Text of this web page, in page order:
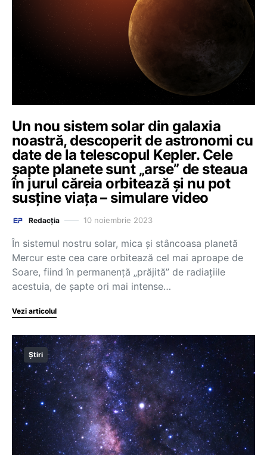
Un nou sistem solar din galaxia
noastră, descoperit de astronomi cu
date de la telescopul Kepler. Cele
șapte planete sunt „arse” de steaua
în jurul căreia orbitează și nu pot
susține viața – simulare video
Redacția 10 noiembrie 2023
În sistemul nostru solar, mica şi stâncoasa planetă
Mercur este cea care orbitează cel mai aproape de
Soare, fiind în permanenţă „prăjită” de radiaţiile
acestuia, de şapte ori mai intense…
Vezi articolul
Știri